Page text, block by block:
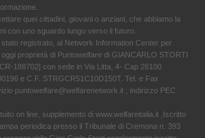
quei cittadini, giovani o anziani, che abbiamo la
con uno sguardo lungo verso il futuro.
registrato, al Network Information Center per
oggi proprietà di Puntowelfare di GIANCARLO STORTI
188702] con sede in Via Litta, 4- Cap 26100
e C.F. STRGCR51C10D150T. Tel. e Fax
puntowelfare@welfarenetwork.it ; indirizzo PEC
on line, supplemento di www.welfareitalia.it ,Iscritto
periodica presso il Tribunale di Cremona n. 393